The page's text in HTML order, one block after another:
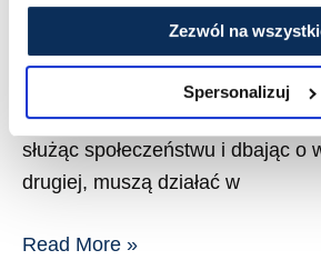
Zezwól na
Spersonalizuj
samorządu terytorialnego, przez
rekreacji, po placówki kultury –
fundamentalnym wyzwaniem. Z
zobowiązane do realizacji swojej
służąc społeczeństwu i dbając o
drugiej, muszą działać w
Read More »